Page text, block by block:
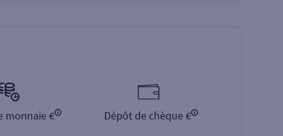
monnaie € Dépôt de chèque €